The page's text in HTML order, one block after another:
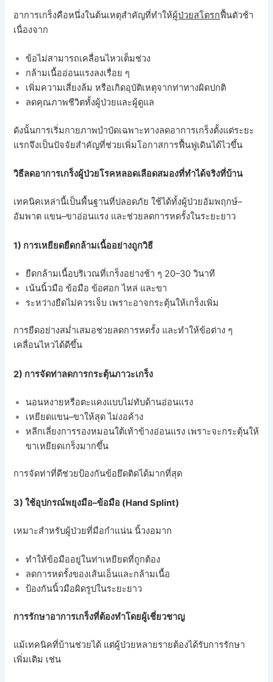
อาการเกร็งคือหนึ่งในต้นเหตุสำคัญที่ทำให้ผู้ป่วยสโตรกฟื้นตัวช้า
เนื่องจาก
ข้อไม่สามารถเคลื่อนไหวเต็มช่วง
กล้ามเนื้ออ่อนแรงลงเรื่อย ๆ
เพิ่มความเสี่ยงล้ม หรือเกิดอุบัติเหตุจากท่าทางผิดปกติ
ลดคุณภาพชีวิตทั้งผู้ป่วยและผู้ดูแล
ดังนั้นการเริ่มกายภาพบำบัดเฉพาะทางลดอาการเกร็งตั้งแต่ระยะ
แรกจึงเป็นปัจจัยสำคัญที่ช่วยเพิ่มโอกาสการฟื้นฟูเดินได้ไวขึ้น
วิธีลดอาการเกร็งผู้ป่วยโรคหลอดเลือดสมองที่ทำได้จริงที่บ้าน
เทคนิคเหล่านี้เป็นพื้นฐานที่ปลอดภัย ใช้ได้ทั้งผู้ป่วยอัมพฤกษ์–
อัมพาต แขน–ขาอ่อนแรง และช่วยลดการหดรั้งในระยะยาว
1) การเหยียดยืดกล้ามเนื้ออย่างถูกวิธี
ยืดกล้ามเนื้อบริเวณที่เกร็งอย่างช้า ๆ 20–30 วินาที
เน้นนิ้วมือ ข้อมือ ข้อศอก ไหล่ และขา
ระหว่างยืดไม่ควรเจ็บ เพราะอาจกระตุ้นให้เกร็งเพิ่ม
การยืดอย่างสม่ำเสมอช่วยลดการหดรั้ง และทำให้ข้อต่าง ๆ
เคลื่อนไหวได้ดีขึ้น
2) การจัดท่าลดการกระตุ้นภาวะเกร็ง
นอนหงายหรือตะแคงแบบไม่ทับด้านอ่อนแรง
เหยียดแขน–ขาให้สุด ไม่งอค้าง
หลีกเลี่ยงการรองหมอนใต้เท้าข้างอ่อนแรง เพราะจะกระตุ้นให้
ขาเหยียดเกร็งมากขึ้น
การจัดท่าที่ดีช่วยป้องกันข้อยึดติดได้มากที่สุด
3) ใช้อุปกรณ์พยุงมือ–ข้อมือ (Hand Splint)
เหมาะสำหรับผู้ป่วยที่มือกำแน่น นิ้วงอมาก
ทำให้ข้อมืออยู่ในท่าเหยียดที่ถูกต้อง
ลดการหดรั้งของเส้นเอ็นและกล้ามเนื้อ
ป้องกันนิ้วมือผิดรูปในระยะยาว
การรักษาอาการเกร็งที่ต้องทำโดยผู้เชี่ยวชาญ
แม้เทคนิคที่บ้านช่วยได้ แต่ผู้ป่วยหลายรายต้องได้รับการรักษา
เพิ่มเติม เช่น